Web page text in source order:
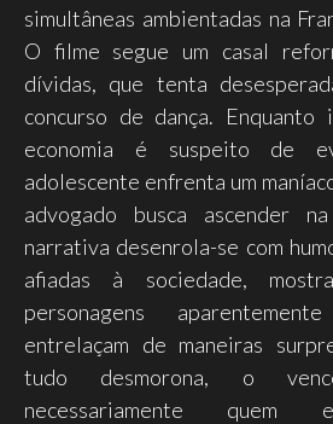
simultâneas ambientadas na
O filme segue um casal
dívidas, que tenta
concurso de dança.
economia é suspeito de
adolescente enfrenta um
advogado busca ascender
narrativa desenrola-se com
afiadas à sociedade,
personagens
entrelaçam de maneiras
tudo desmorona, o
necessariamente quem